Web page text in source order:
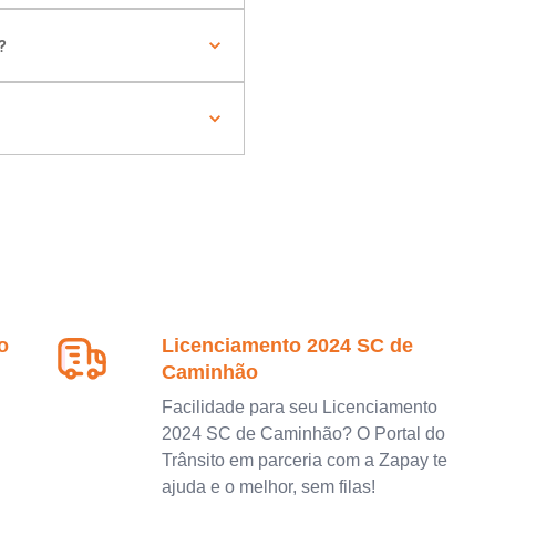
Licenciamento 2024 SC de
Caminhão
Facilidade para seu Licenciamento
2024 SC de Caminhão? O Portal do
Trânsito em parceria com a Zapay te
ajuda e o melhor, sem filas!